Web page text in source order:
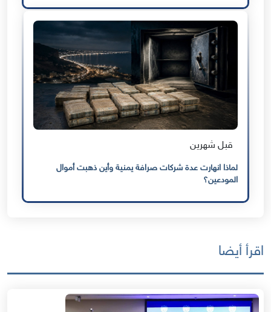
قبل شهرين
لماذا انهارت عدة شركات صرافة يمنية وأين ذهبت أموال
المودعين؟
اقرأ أيضا